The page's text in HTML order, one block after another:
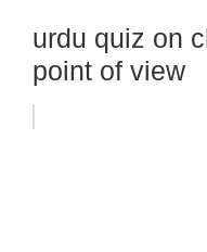
urdu quiz on
point of view